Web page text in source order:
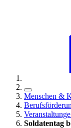
Menschen &
Soldatentag